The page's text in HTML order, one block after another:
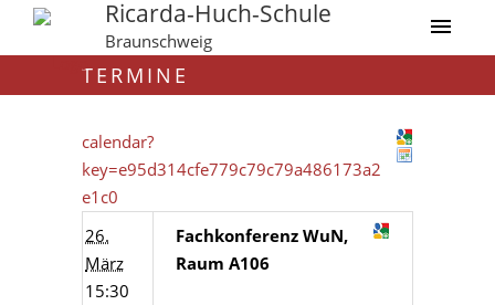
Ricarda-Huch-Schule
Braunschweig
TERMINE
calendar?
key=e95d314cfe779c79c79a486173a2
e1c0
26.
März
15:30
Fachkonferenz WuN,
Raum A106